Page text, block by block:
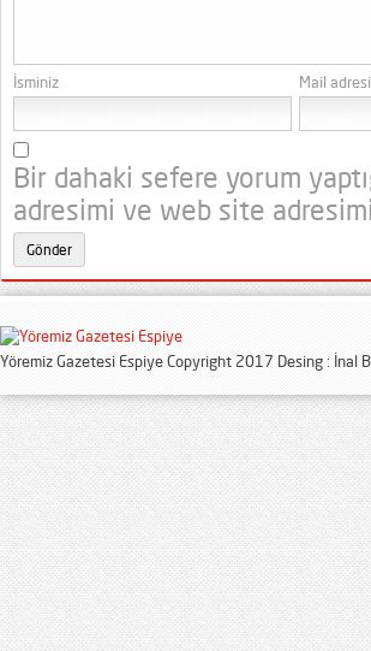
İsminiz Mail
Bir dahaki sefere yorum
adresimi ve web site
Yöremiz Gazetesi Espiye Copyright 2017 Desing :